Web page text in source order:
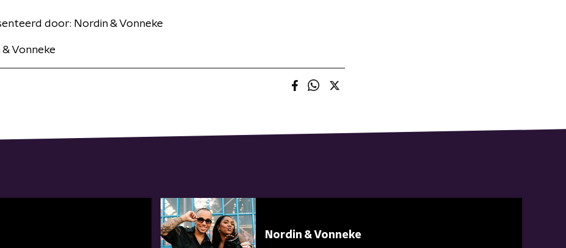
door: Nordin & Vonneke
& Vonneke
Nordin & Vonneke